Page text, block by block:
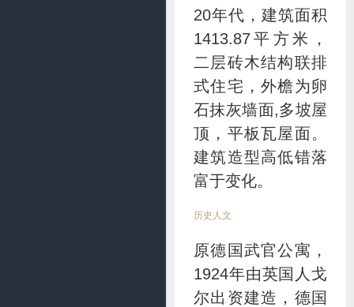
20年代，建筑面积
1413.87平方米，
二层砖木结构联排
式住宅，外檐为卵
石抹灰墙面,多坡屋
顶，平板瓦屋面。
建筑造型高低错落
富于变化。
历史人文
原德国武官公寓，
1924年由英国人戈
尔出资建造，德国